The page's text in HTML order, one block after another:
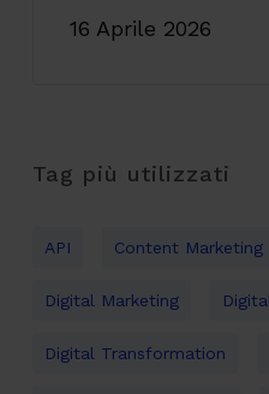
16 Aprile 2026
Tag più utilizzati
API Content Marketing
Digital Marketing
Digital Transformation